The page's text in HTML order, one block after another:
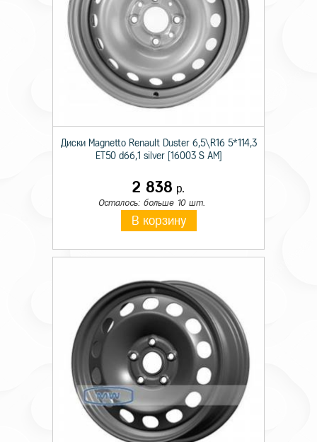
Диски Magnetto Renault Duster 6,5\R16 5*114,3
ET50 d66,1 silver [16003 S AM]
2 838 р.
Осталось: больше 10 шт.
В корзину